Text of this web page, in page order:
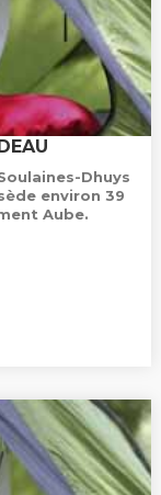
Dhuys
environ 39
Aube.